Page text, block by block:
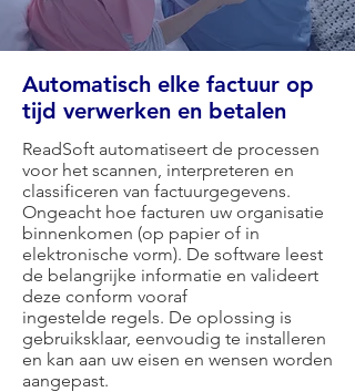
ReadSoft automatiseert de processen
voor het scannen, interpreteren en
classificeren van factuurgegevens.
Ongeacht hoe facturen uw organisatie
binnenkomen (op papier of in
elektronische vorm). De software leest
de belangrijke informatie en valideert
deze conform vooraf
ingestelde regels. De oplossing is
gebruiksklaar, eenvoudig te installeren
en kan aan uw eisen en wensen worden
aangepast.
Automatisch elke factuur op
tijd verwerken en betalen